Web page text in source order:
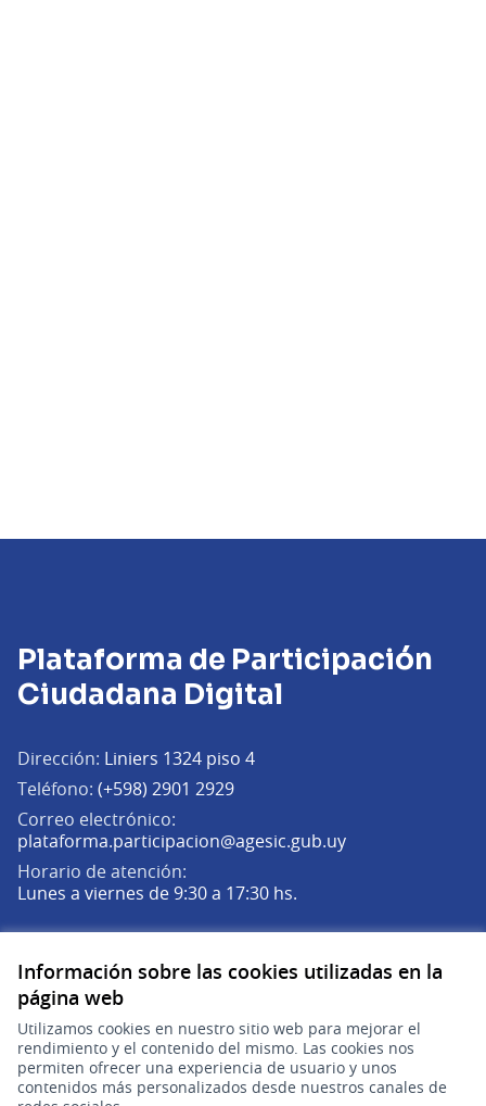
Información sobre las cookies utilizadas en la
página web
Utilizamos cookies en nuestro sitio web para mejorar el
rendimiento y el contenido del mismo. Las cookies nos
permiten ofrecer una experiencia de usuario y unos
contenidos más personalizados desde nuestros canales de
Plataforma de Participación
Ciudadana Digital
Dirección: Liniers 1324 piso 4
Teléfono: (+598) 2901 2929
Correo electrónico:
plataforma.participacion@agesic.gub.uy(Abrir en una
Horario de atención:
Lunes a viernes de 9:30 a 17:30 hs.
(Enlace externo)
(Enlace externo)
(Enlace externo)
Participá
Inicio
Procesos